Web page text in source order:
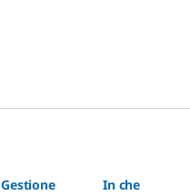
Gestione
In che